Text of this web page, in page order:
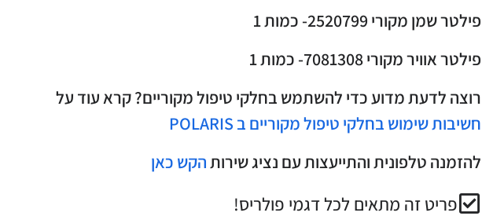
פילטר שמן מקורי 2520799- כמות 1
פילטר אוויר מקורי 7081308- כמות 1
רוצה לדעת מדוע כדי להשתמש בחלקי טיפול מקוריים? קרא עוד על
חשיבות שימוש בחלקי טיפול מקוריים ב POLARIS
להזמנה טלפונית והתייעצות עם נציג שירותהקש כאן
פריט זה מתאים לכל דגמי פולריס!